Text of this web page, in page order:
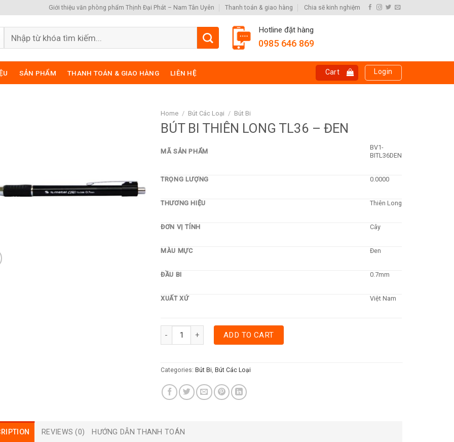
Giới thiệu văn phòng phẩm Thịnh Đại Phát – Nam Tân Uyên Thanh toán & giao hàng Chia sẽ kinh nghiệm
Search
Hotline đặt hàng
0985 646 869
SẢN PHẨM THANH TOÁN & GIAO HÀNG LIÊN HỆ Cart Login
Home / Bút Các Loại / Bút Bi
BÚT BI THIÊN LONG TL36 – ĐEN
MÃ SẢN PHẨM
BV1-
BITL36DEN
TRỌNG LƯỢNG 0.0000
THƯƠNG HIỆU Thiên Long
ĐƠN VỊ TÍNH Cây
MÀU MỰC Đen
ĐẦU BI 0.7mm
XUẤT XỨ Việt Nam
BÚT BI THIÊN LONG TL36 - ĐEN quantity
ADD TO CART
Categories: Bút Bi, Bút Các Loại
REVIEWS (0) HƯỚNG DẪN THANH TOÁN